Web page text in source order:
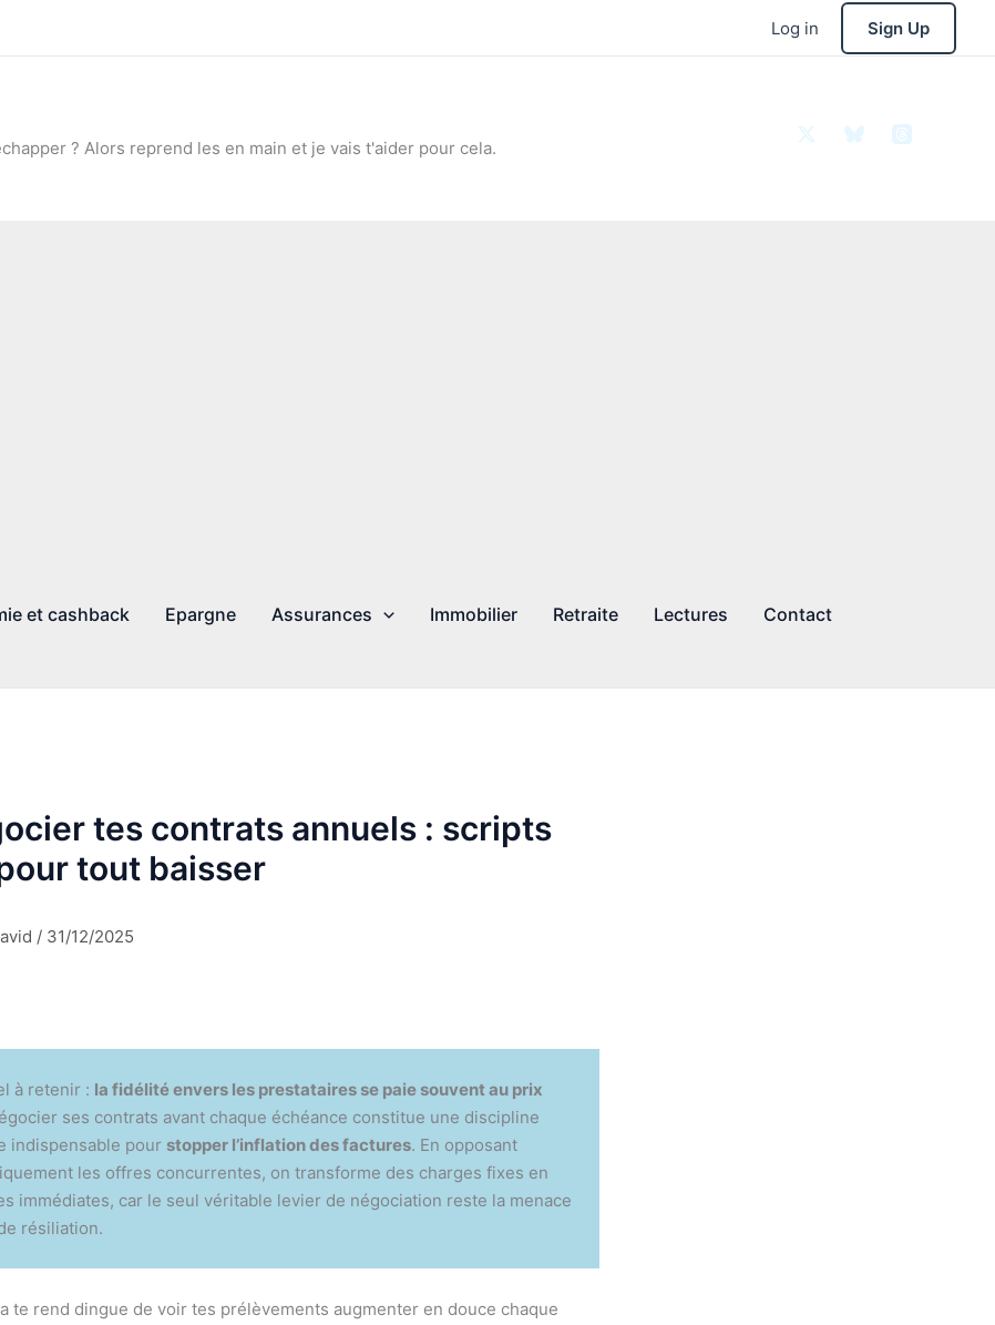
Log in Sign Up
? Alors reprend les en main et je vais t'aider pour cela.
et cashback Epargne Assurances Immobilier Retraite Lectures Contact
tes contrats annuels : scripts
tout baisser
/ 31/12/2025
à retenir : la fidélité envers les prestataires se paie souvent au prix
ses contrats avant chaque échéance constitue une discipline
indispensable pour stopper l’inflation des factures. En opposant
les offres concurrentes, on transforme des charges fixes en
immédiates, car le seul véritable levier de négociation reste la menace
résiliation.
te rend dingue de voir tes prélèvements augmenter en douce chaque